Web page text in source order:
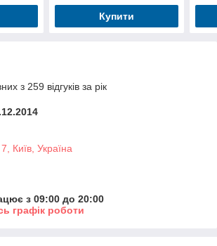
Купити
з 259 відгуків за рік
Київ, Україна
з 09:00 до 20:00
графік роботи